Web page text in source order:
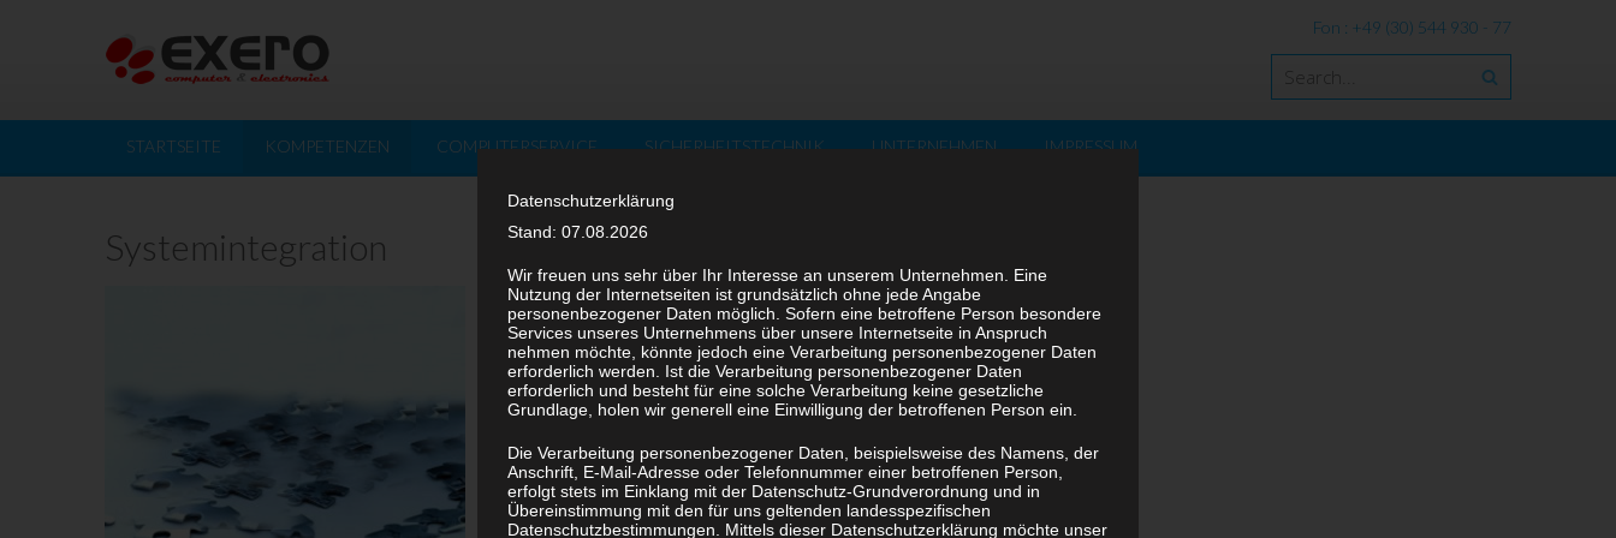
Fon : +49 (30) 544 930 - 77
STARTSEITE KOMPETENZEN COMPUTERSERVICE SICHERHEITSTECHNIK UNTERNEHMEN IMPRESSUM
Systemintegration
Datenschutzerklärung
Stand: 07.08.2026
Wir freuen uns sehr über Ihr Interesse an unserem Unternehmen. Eine
Nutzung der Internetseiten ist grundsätzlich ohne jede Angabe
personenbezogener Daten möglich. Sofern eine betroffene Person besondere
Services unseres Unternehmens über unsere Internetseite in Anspruch
nehmen möchte, könnte jedoch eine Verarbeitung personenbezogener Daten
erforderlich werden. Ist die Verarbeitung personenbezogener Daten
erforderlich und besteht für eine solche Verarbeitung keine gesetzliche
Grundlage, holen wir generell eine Einwilligung der betroffenen Person ein.
Die Verarbeitung personenbezogener Daten, beispielsweise des Namens, der
Anschrift, E-Mail-Adresse oder Telefonnummer einer betroffenen Person,
erfolgt stets im Einklang mit der Datenschutz-Grundverordnung und in
Übereinstimmung mit den für uns geltenden landesspezifischen
Datenschutzbestimmungen. Mittels dieser Datenschutzerklärung möchte unser